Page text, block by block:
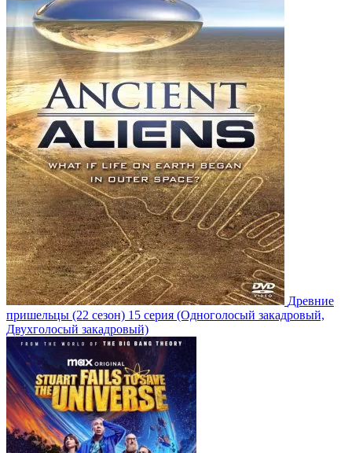
Древние
пришельцы (22 сезон) 15 серия (Одноголосый закадровый,
Двухголосый закадровый)